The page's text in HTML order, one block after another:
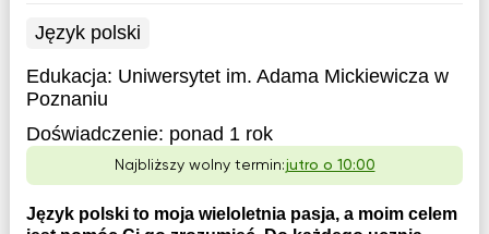
Język polski
Edukacja: Uniwersytet im. Adama Mickiewicza w
Poznaniu
Doświadczenie: ponad 1 rok
Najbliższy wolny termin:jutro o 10:00
Język polski to moja wieloletnia pasja, a moim celem